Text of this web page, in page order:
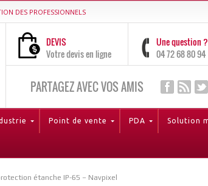
DES PROFESSIONNELS
DEVIS
Votre devis en ligne
Une question ?
04 72 68 80 94
PARTAGEZ AVEC VOS AMIS
Point de vente PDA Solution
étanche IP-65 – Navpixel